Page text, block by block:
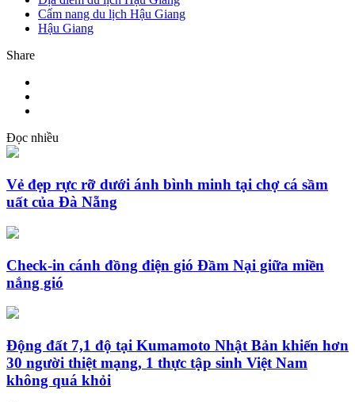
Cẩm nang du lịch Hậu Giang
Hậu Giang
Share
Đọc nhiều
Vẻ đẹp rực rỡ dưới ánh bình minh tại chợ cá sầm
uất của Đà Nẵng
Check-in cánh đồng điện gió Đầm Nại giữa miền
nắng gió
Động đất 7,1 độ tại Kumamoto Nhật Bản khiến hơn
30 người thiệt mạng, 1 thực tập sinh Việt Nam
không quá khỏi